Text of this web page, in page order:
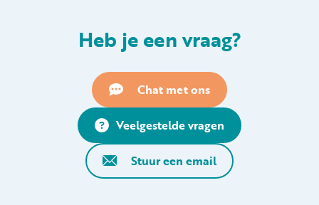
Heb je een vraag?
Chat met ons
Veelgestelde vragen
Stuur een email